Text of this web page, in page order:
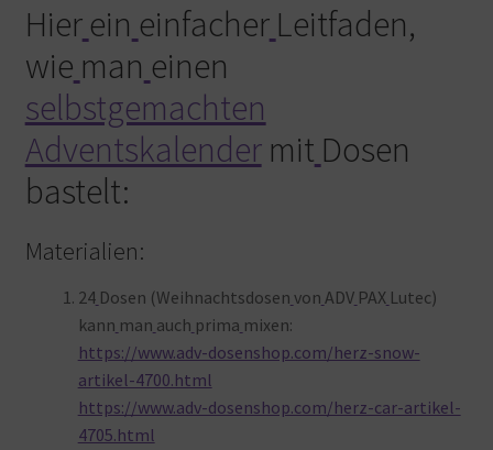
Hier ein einfacher Leitfaden,
wie man einen
selbstgemachten
Adventskalendermit Dosen
bastelt:
Materialien:
24 Dosen (Weihnachtsdosen von ADV PAX Lutec)
kann man auch prima mixen:
https://www.adv-dosenshop.com/herz-snow-
artikel-4700.html
https://www.adv-dosenshop.com/herz-car-artikel-
4705.html